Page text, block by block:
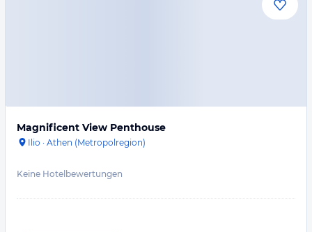
Magnificent View Penthouse
Ilio · Athen (Metropolregion)
Keine Hotelbewertungen